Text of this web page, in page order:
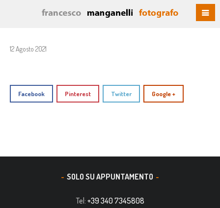
12 Agosto 2021
Facebook Pinterest Twitter Google +
SOLO SU APPUNTAMENTO
Tel: +39 340 7345808